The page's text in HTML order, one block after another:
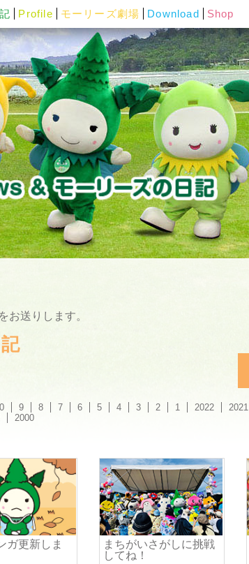
Profile モーリーズ劇場 Download Shop
お送りします。
9 8 7 6 5 4 3 2 1 2022 2021
2000
ガ更新しま
まちがいさがしに挑戦
してね！